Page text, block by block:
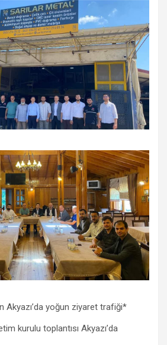
Akyazı’da yoğun ziyaret trafiği*
kurulu toplantısı Akyazı’da